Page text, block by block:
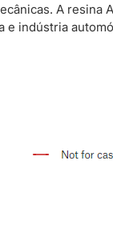
A resina
e indústria